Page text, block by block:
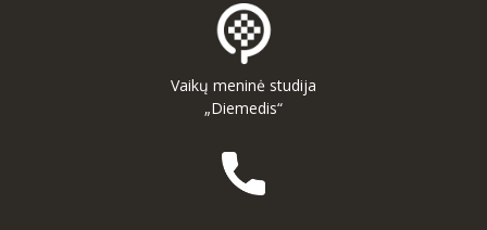
Vaikų meninė studija
„Diemedis“